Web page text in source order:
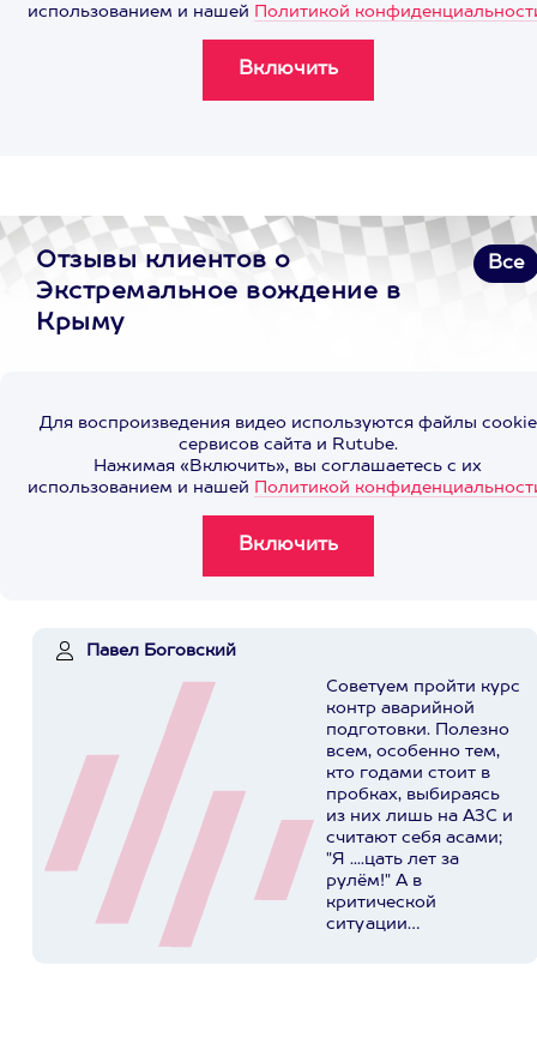
использованием и нашей Политикой
Отзывы клиентов о
Экстремальное вождение в
Крыму
Все
Для воспроизведения видео используются файлы cookie
сервисов сайта и Rutube.
Нажимая «Включить», вы соглашаетесь с их
использованием и нашей Политикой
Павел Боговский
Советуем пройти курс
контр аварийной
подготовки. Полезно
всем, особенно тем,
кто годами стоит в
пробках, выбираясь
из них лишь на АЗС и
считают себя асами;
"Я ....цать лет за
рулём!" А в
критической
ситуации